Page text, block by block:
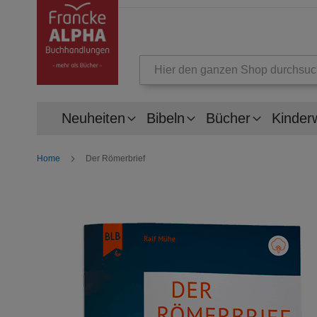
Neuheiten Bibeln Bücher
Home Der Römerbrief
Bildergalerie